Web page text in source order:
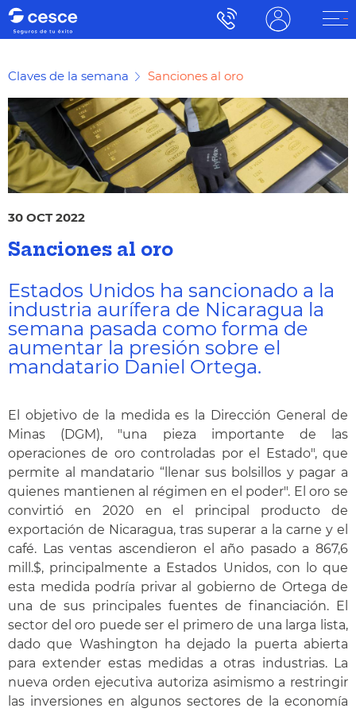
Claves de la semana Sanciones al oro
30 OCT 2022
Sanciones al oro
Estados Unidos ha sancionado a la
industria aurífera de Nicaragua la
semana pasada como forma de
aumentar la presión sobre el
mandatario Daniel Ortega.
El objetivo de la medida es la Dirección General de
Minas (DGM), "una pieza importante de las
operaciones de oro controladas por el Estado", que
permite al mandatario “llenar sus bolsillos y pagar a
quienes mantienen al régimen en el poder". El oro se
convirtió en 2020 en el principal producto de
exportación de Nicaragua, tras superar a la carne y el
café. Las ventas ascendieron el año pasado a 867,6
mill.$, principalmente a Estados Unidos, con lo que
esta medida podría privar al gobierno de Ortega de
una de sus principales fuentes de financiación. El
sector del oro puede ser el primero de una larga lista,
dado que Washington ha dejado la puerta abierta
para extender estas medidas a otras industrias. La
nueva orden ejecutiva autoriza asimismo a restringir
las inversiones en algunos sectores de la economía